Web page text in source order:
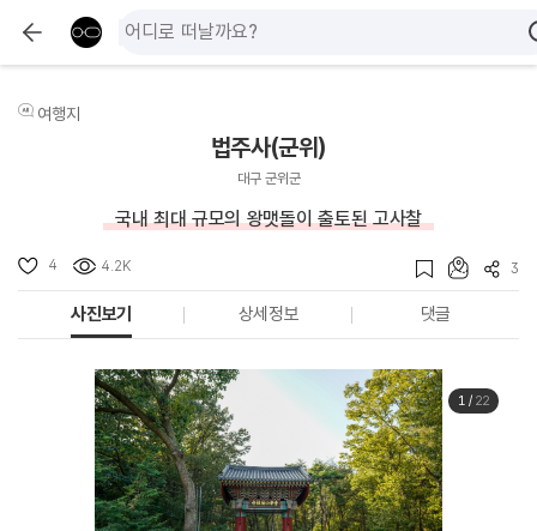
여행지
법주사(군위)
대구 군위군
국내 최대 규모의 왕맷돌이 출토된 고사찰
4 4.2K 3
사진보기 상세정보 댓글
1/ 22